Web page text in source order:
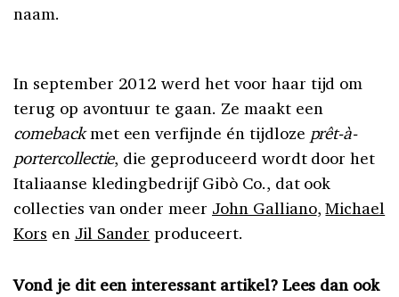
naam.
In september 2012 werd het voor haar tijd om
terug op avontuur te gaan. Ze maakt een
comebackmet een verfijnde én tijdloze prêt-à-
portercollectie, die geproduceerd wordt door het
Italiaanse kledingbedrijf Gibò Co., dat ook
collecties van onder meer John Galliano,Michael
Kors en Jil Sander produceert.
Vond je dit een interessant artikel? Lees dan ook